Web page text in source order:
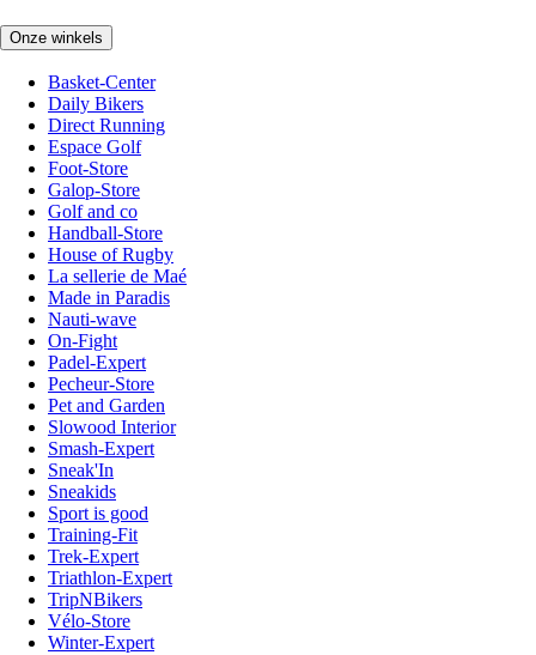
Onze winkels
Basket-Center
Daily Bikers
Direct Running
Espace Golf
Foot-Store
Galop-Store
Golf and co
Handball-Store
House of Rugby
La sellerie de Maé
Made in Paradis
Nauti-wave
On-Fight
Padel-Expert
Pecheur-Store
Pet and Garden
Slowood Interior
Smash-Expert
Sneak'In
Sneakids
Sport is good
Training-Fit
Trek-Expert
Triathlon-Expert
TripNBikers
Vélo-Store
Winter-Expert